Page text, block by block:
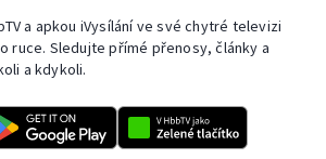
a apkou iVysílání ve své chytré televizi
ruce. Sledujte přímé přenosy, články a
a kdykoli.